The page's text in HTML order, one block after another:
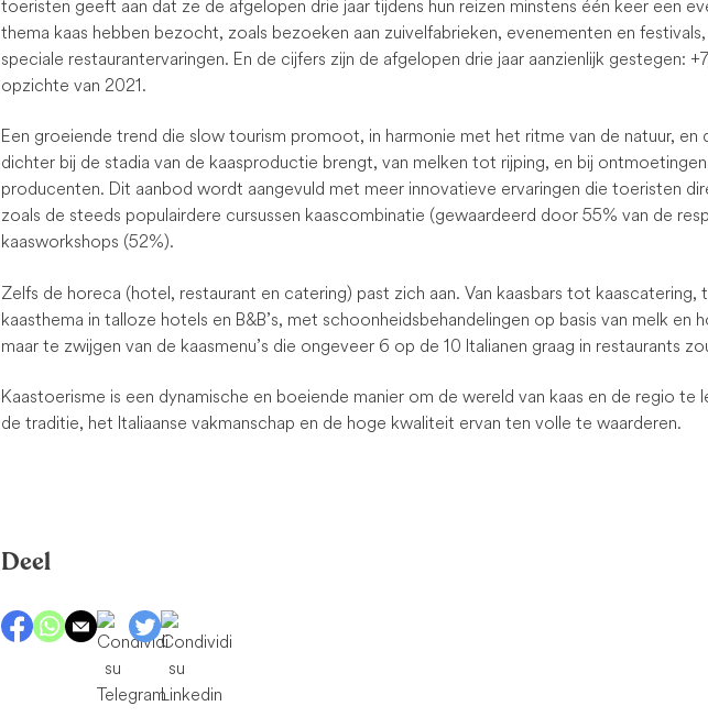
toeristen geeft aan dat ze de afgelopen drie jaar tijdens hun reizen minstens één keer een
thema kaas hebben bezocht, zoals bezoeken aan zuivelfabrieken, evenementen en
speciale restaurantervaringen. En de cijfers zijn de afgelopen drie jaar aanzienlijk gestegen:
opzichte van 2021.
Een groeiende trend die slow tourism promoot, in harmonie met het ritme van de natuur, en
dichter bij de stadia van de kaasproductie brengt, van melken tot rijping, en bij
producenten. Dit aanbod wordt aangevuld met meer innovatieve ervaringen die toeristen
zoals de steeds populairdere cursussen kaascombinatie (gewaardeerd door 55% van de
kaasworkshops (52%).
Zelfs de horeca (hotel, restaurant en catering) past zich aan. Van kaasbars tot kaascatering,
kaasthema in talloze hotels en B&B’s, met schoonheidsbehandelingen op basis van melk en
maar te zwijgen van de kaasmenu’s die ongeveer 6 op de 10 Italianen graag in restaurants
Kaastoerisme is een dynamische en boeiende manier om de wereld van kaas en de regio te
de traditie, het Italiaanse vakmanschap en de hoge kwaliteit ervan ten volle te waarderen.
Deel